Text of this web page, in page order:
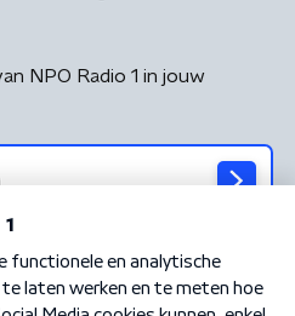
NPO Radio 1 in jouw